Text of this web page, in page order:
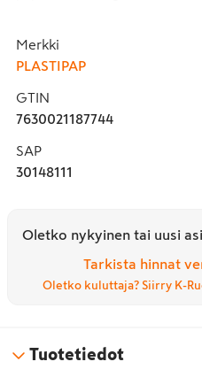
Merkki
PLASTIPAP
GTIN
7630021187744
SAP
30148111
Oletko nykyinen tai uusi
Tarkista hinnat
Oletko kuluttaja? Siirry K-
Tuotetiedot